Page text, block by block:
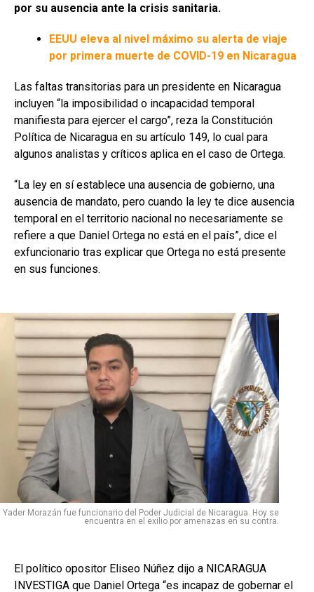
por su ausencia ante la crisis sanitaria.
EEUU eleva al nivel máximo su alerta de viaje
por primera muerte de COVID-19 en Nicaragua
Las faltas transitorias para un presidente en Nicaragua
incluyen “la imposibilidad o incapacidad temporal
manifiesta para ejercer el cargo”, reza la Constitución
Política de Nicaragua en su artículo 149, lo cual para
algunos analistas y críticos aplica en el caso de Ortega.
“La ley en sí establece una ausencia de gobierno, una
ausencia de mandato, pero cuando la ley te dice ausencia
temporal en el territorio nacional no necesariamente se
refiere a que Daniel Ortega no está en el país”, dice el
exfuncionario tras explicar que Ortega no está presente
en sus funciones.
Yader Morazán fue funcionario del Poder Judicial de Nicaragua. Hoy se
encuentra en el exilio por amenazas en su contra.
El político opositor Eliseo Núñez dijo a NICARAGUA
INVESTIGA que Daniel Ortega “es incapaz de gobernar el